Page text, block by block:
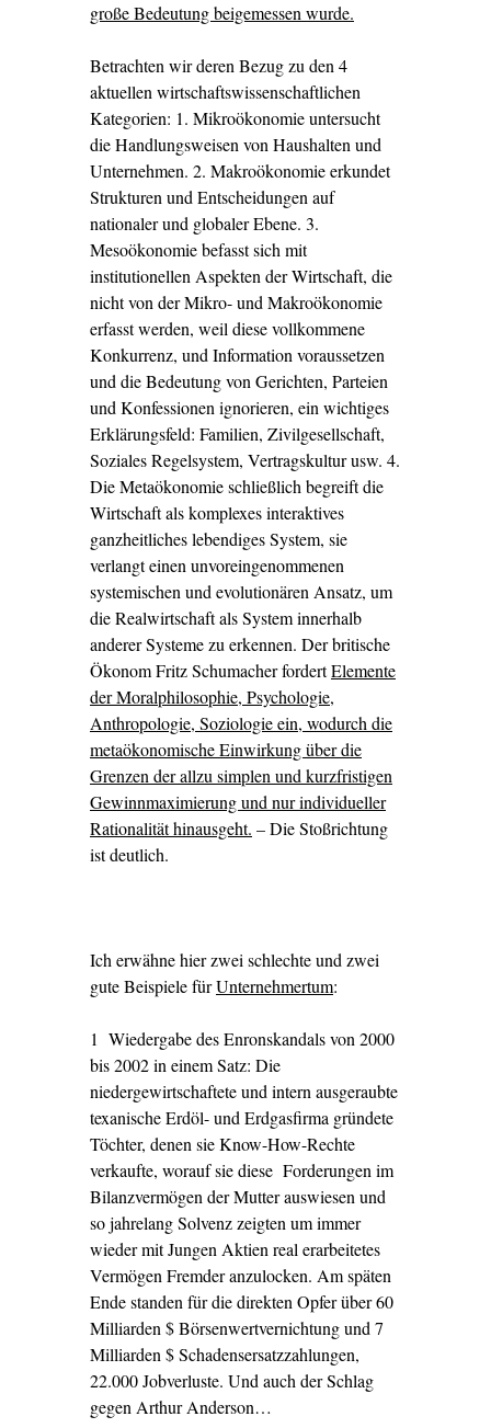
große Bedeutung beigemessen wurde.
Betrachten wir deren Bezug zu den 4
aktuellen wirtschaftswissenschaftlichen
Kategorien: 1. Mikroökonomie untersucht
die Handlungsweisen von Haushalten und
Unternehmen. 2. Makroökonomie erkundet
Strukturen und Entscheidungen auf
nationaler und globaler Ebene. 3.
Mesoökonomie befasst sich mit
institutionellen Aspekten der Wirtschaft, die
nicht von der Mikro- und Makroökonomie
erfasst werden, weil diese vollkommene
Konkurrenz, und Information voraussetzen
und die Bedeutung von Gerichten, Parteien
und Konfessionen ignorieren, ein wichtiges
Erklärungsfeld: Familien, Zivilgesellschaft,
Soziales Regelsystem, Vertragskultur usw. 4.
Die Metaökonomie schließlich begreift die
Wirtschaft als komplexes interaktives
ganzheitliches lebendiges System, sie
verlangt einen unvoreingenommenen
systemischen und evolutionären Ansatz, um
die Realwirtschaft als System innerhalb
anderer Systeme zu erkennen. Der britische
Ökonom Fritz Schumacher fordertElemente
der Moralphilosophie, Psychologie,
Anthropologie, Soziologie ein, wodurch die
metaökonomische Einwirkung über die
Grenzen der allzu simplen und kurzfristigen
Gewinnmaximierung und nur individueller
Rationalität hinausgeht. – Die Stoßrichtung
ist deutlich.
Ich erwähne hier zwei schlechte und zwei
gute Beispiele fürUnternehmertum:
1 Wiedergabe des Enronskandals von 2000
bis 2002 in einem Satz: Die
niedergewirtschaftete und intern ausgeraubte
texanische Erdöl- und Erdgasfirma gründete
Töchter, denen sie Know-How-Rechte
verkaufte, worauf sie diese Forderungen im
Bilanzvermögen der Mutter auswiesen und
so jahrelang Solvenz zeigten um immer
wieder mit Jungen Aktien real erarbeitetes
Vermögen Fremder anzulocken. Am späten
Ende standen für die direkten Opfer über 60
Milliarden $ Börsenwertvernichtung und 7
Milliarden $ Schadensersatzzahlungen,
22.000 Jobverluste. Und auch der Schlag
gegen Arthur Anderson…